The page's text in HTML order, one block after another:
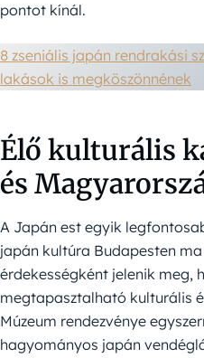
pontot kínál.
8 zseniális japán rendrakási
lakások is megköszönnének
Élő kulturális
és
A Japán est egyik
japán kultúra Budapesten
érdekességként jelenik meg,
megtapasztalható kulturális
Múzeum rendezvénye
hagyományos japán